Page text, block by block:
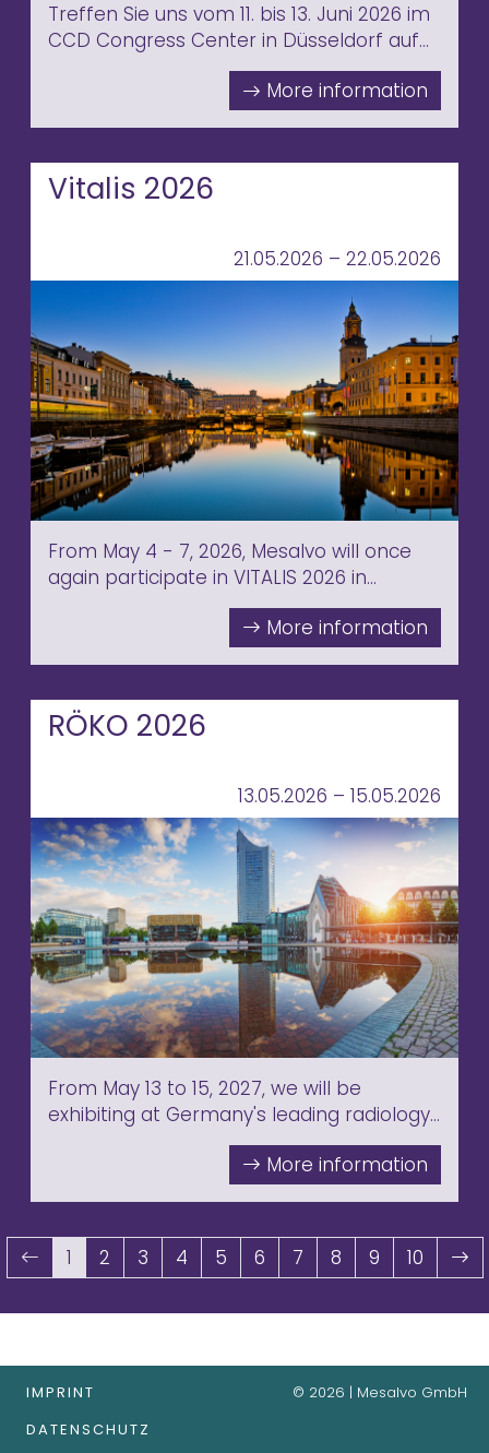
Treffen Sie uns vom 11. bis 13. Juni 2026 im
CCD Congress Center in Düsseldorf auf
dem Jahreskongress ADKA 2026.
Besuchen Sie uns an Stand A-30 und
Krankenhauspharmazie.
Vitalis 2026
21.05.2026 – 22.05.2026
From May 4 - 7, 2026, Mesalvo will once
again participate in VITALIS 2026 in
Gothenburg, one of the leading events
for digital health and future healthcare
RÖKO 2026
13.05.2026 – 15.05.2026
From May 13 to 15, 2027, we will be
exhibiting at Germany's leading radiology
congress (RÖKO) in Leipzig. Further
information to follow!
1 2 3 4 5 6 7 8 9 10
IMPRINT
DATENSCHUTZ
© 2026 | Mesalvo GmbH